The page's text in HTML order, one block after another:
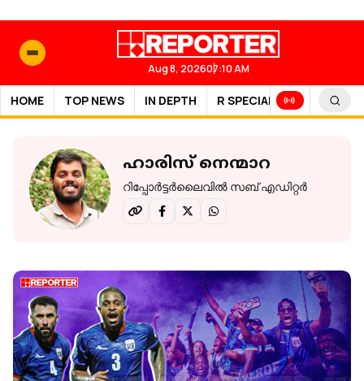
Aug 8, 202607:10 AM
HOME TOP NEWS IN DEPTH R SPECIAL SPORTS
ഹാരിസ് നെന്മാറ
റിപ്പോര്‍ട്ടര്‍ലെെവില്‍ സബ് എഡിറ്റര്‍